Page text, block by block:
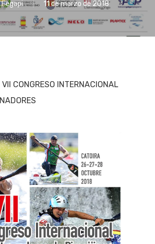
Fegapi 11 de marzo de 2018
VII CONGRESO INTERNACIONAL